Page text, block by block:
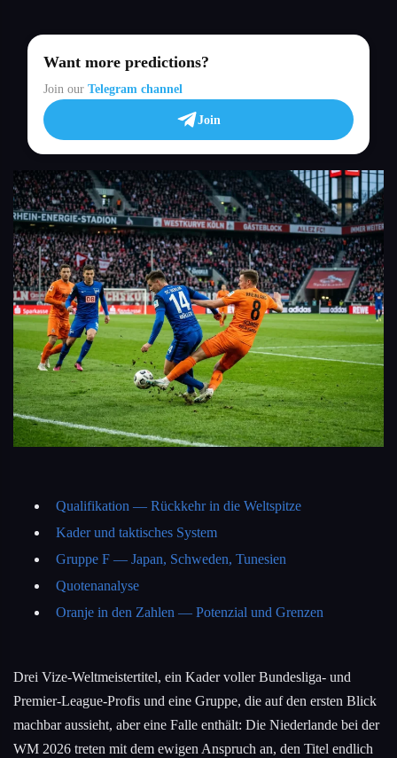
Want more predictions?
Join our Telegram channel
Join
Qualifikation — Rückkehr in die Weltspitze
Kader und taktisches System
Gruppe F — Japan, Schweden, Tunesien
Quotenanalyse
Oranje in den Zahlen — Potenzial und Grenzen
Drei Vize-Weltmeistertitel, ein Kader voller Bundesliga- und
Premier-League-Profis und eine Gruppe, die auf den ersten Blick
machbar aussieht, aber eine Falle enthält: Die Niederlande bei der
WM 2026 treten mit dem ewigen Anspruch an, den Titel endlich